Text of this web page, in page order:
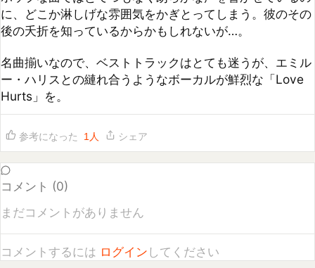
名曲揃いなので、ベストトラックはとても迷うが、エミル
ー・ハリスとの縺れ合うようなボーカルが鮮烈な「Love
参考になった
コメント (0)
まだコメントがありません
コメントするには